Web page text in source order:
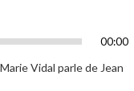
00:00
Vidal parle de Jean